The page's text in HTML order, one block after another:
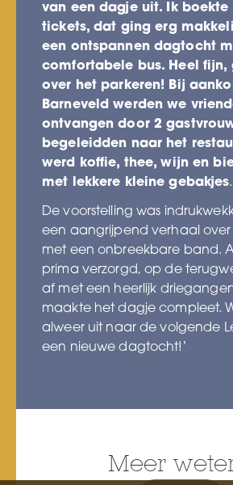
van een dagje uit. Ik boekte
tickets, dat ging erg
een ontspannen dagtocht
comfortabele bus. Heel fijn,
over het parkeren! Bij
Barneveld werden we
ontvangen door 2
begeleidden naar het
werd koffie, thee, wijn en
met lekkere kleine gebakjes.
De voorstelling was
een aangrijpend verhaal over
met een onbreekbare band.
prima verzorgd, op de
af met een heerlijk
maakte het dagje compleet.
alweer uit naar de volgende
een nieuwe dagtocht!’
Meer